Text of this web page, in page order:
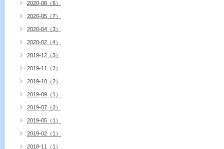
2020-06（6）
2020-05（7）
2020-04（3）
2020-02（4）
2019-12（3）
2019-11（2）
2019-10（2）
2019-09（1）
2019-07（2）
2019-05（1）
2019-02（1）
2018-11（1）